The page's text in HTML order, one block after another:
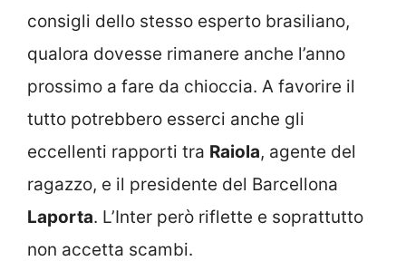
consigli dello stesso esperto brasiliano,
qualora dovesse rimanere anche l’anno
prossimo a fare da chioccia. A favorire il
tutto potrebbero esserci anche gli
eccellenti rapporti tra Raiola, agente del
ragazzo, e il presidente del Barcellona
Laporta. L’Inter però riflette e soprattutto
non accetta scambi.